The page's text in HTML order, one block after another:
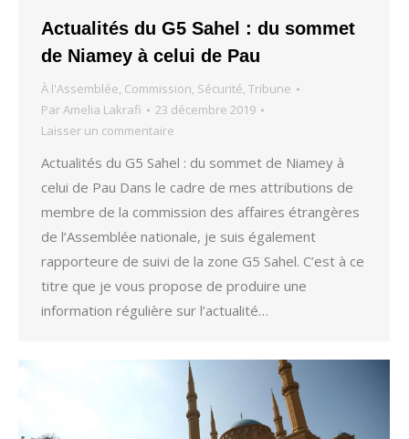
Actualités du G5 Sahel : du sommet
de Niamey à celui de Pau
À l'Assemblée, Commission, Sécurité, Tribune
ParAmelia Lakrafi
23 décembre 2019
Laisser un commentaire
Actualités du G5 Sahel : du sommet de Niamey à
celui de Pau Dans le cadre de mes attributions de
membre de la commission des affaires étrangères
de l’Assemblée nationale, je suis également
rapporteure de suivi de la zone G5 Sahel. C’est à ce
titre que je vous propose de produire une
information régulière sur l’actualité…